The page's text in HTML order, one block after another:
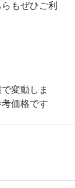
もぜひご利
変動しま
価格です